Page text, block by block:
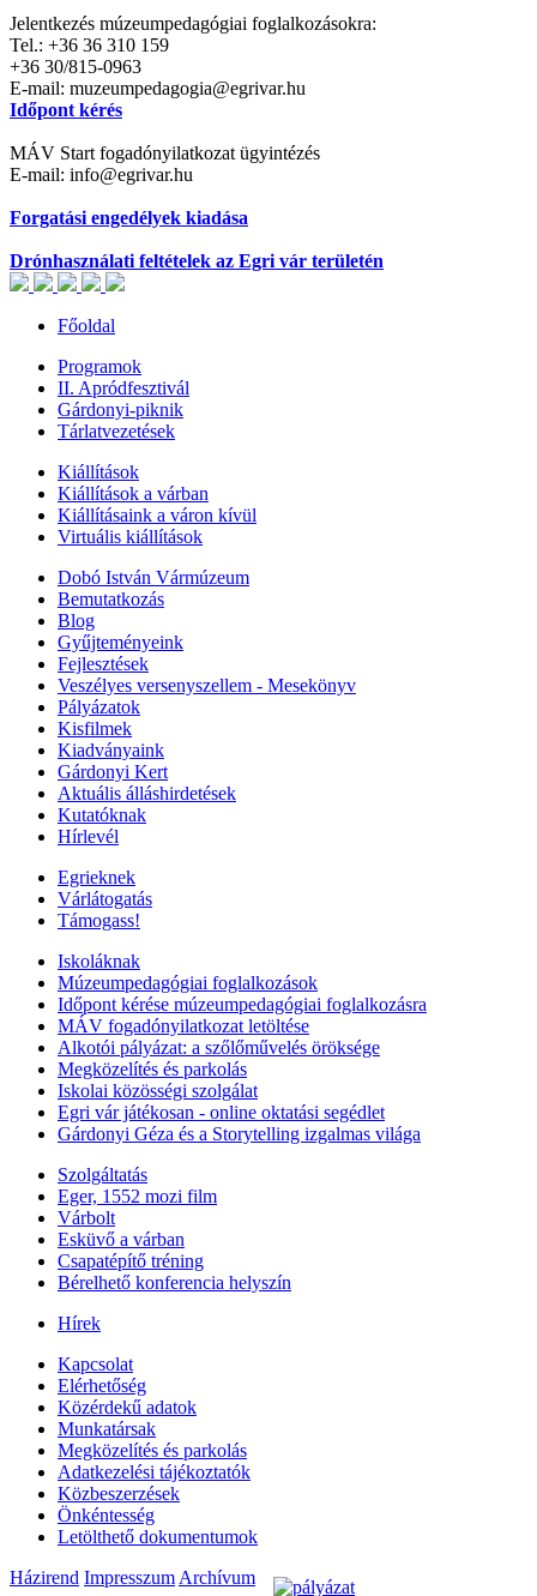
Jelentkezés múzeumpedagógiai foglalkozásokra:
Tel.: +36 36 310 159
+36 30/815-0963
E-mail: muzeumpedagogia@egrivar.hu
Időpont kérés
MÁV Start fogadónyilatkozat ügyintézés
E-mail: info@egrivar.hu
Forgatási engedélyek kiadása
Drónhasználati feltételek az Egri vár területén
Főoldal
Programok
II. Apródfesztivál
Gárdonyi-piknik
Tárlatvezetések
Kiállítások
Kiállítások a várban
Kiállításaink a váron kívül
Virtuális kiállítások
Dobó István Vármúzeum
Bemutatkozás
Blog
Gyűjteményeink
Fejlesztések
Veszélyes versenyszellem - Mesekönyv
Pályázatok
Kisfilmek
Kiadványaink
Gárdonyi Kert
Aktuális álláshirdetések
Kutatóknak
Hírlevél
Egrieknek
Várlátogatás
Támogass!
Iskoláknak
Múzeumpedagógiai foglalkozások
Időpont kérése múzeumpedagógiai foglalkozásra
MÁV fogadónyilatkozat letöltése
Alkotói pályázat: a szőlőművelés öröksége
Megközelítés és parkolás
Iskolai közösségi szolgálat
Egri vár játékosan - online oktatási segédlet
Gárdonyi Géza és a Storytelling izgalmas világa
Szolgáltatás
Eger, 1552 mozi film
Várbolt
Esküvő a várban
Csapatépítő tréning
Bérelhető konferencia helyszín
Hírek
Kapcsolat
Elérhetőség
Közérdekű adatok
Munkatársak
Megközelítés és parkolás
Adatkezelési tájékoztatók
Közbeszerzések
Önkéntesség
Letölthető dokumentumok
Házirend ImpresszumArchívum